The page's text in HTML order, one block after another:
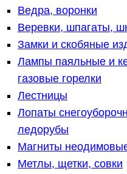
Ведра, воронки
Веревки, шпагаты,
Замки и скобяные
Лампы паяльные и
газовые горелки
Лестницы
Лопаты
ледорубы
Магниты
Метлы, щетки, совки